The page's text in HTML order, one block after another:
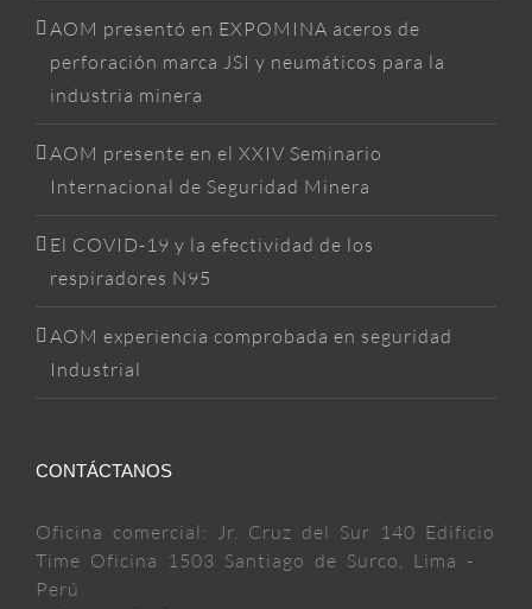
AOM presentó en EXPOMINA aceros de
perforación marca JSI y neumáticos para la
industria minera
AOM presente en el XXIV Seminario
Internacional de Seguridad Minera
El COVID-19 y la efectividad de los
respiradores N95
AOM experiencia comprobada en seguridad
Industrial
CONTÁCTANOS
Oficina comercial: Jr. Cruz del Sur 140 Edificio
Time Oficina 1503 Santiago de Surco, Lima -
Perú